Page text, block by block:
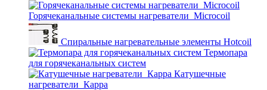
Горячеканальные системы нагреватели_Microcoil
Спиральные нагревательные элементы Hotcoil
Термопара
для горячеканальных систем
Катушечные
нагреватели_Карра